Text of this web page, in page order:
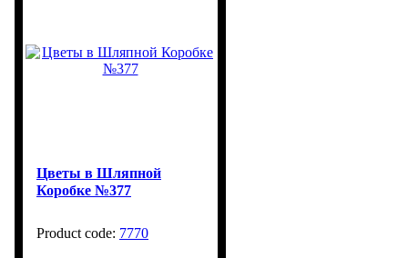
Цветы в Шляпной
Коробке №377
7770